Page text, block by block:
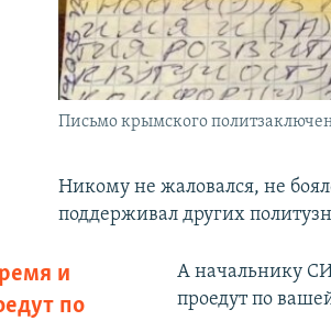
Письмо крымского
Никому не жаловался, не
поддерживал других
и
по
А начальнику
проедут по